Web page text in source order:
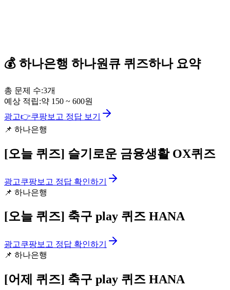
💰 하나은행 하나원큐 퀴즈하나요약
총 문제 수:3개
예상 적립:약 150 ~ 600원
광고👉쿠팡보고 정답 보기
📌 하나은행
[오늘 퀴즈] 슬기로운 금융생활 OX퀴즈
광고쿠팡보고 정답 확인하기
📌 하나은행
[오늘 퀴즈] 축구 play 퀴즈 HANA
광고쿠팡보고 정답 확인하기
📌 하나은행
[어제 퀴즈] 축구 play 퀴즈 HANA